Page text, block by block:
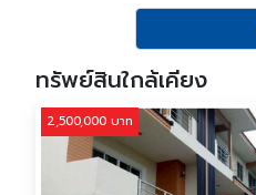
ทรัพย์สินใกล้เคียง
2,500,000 บาท